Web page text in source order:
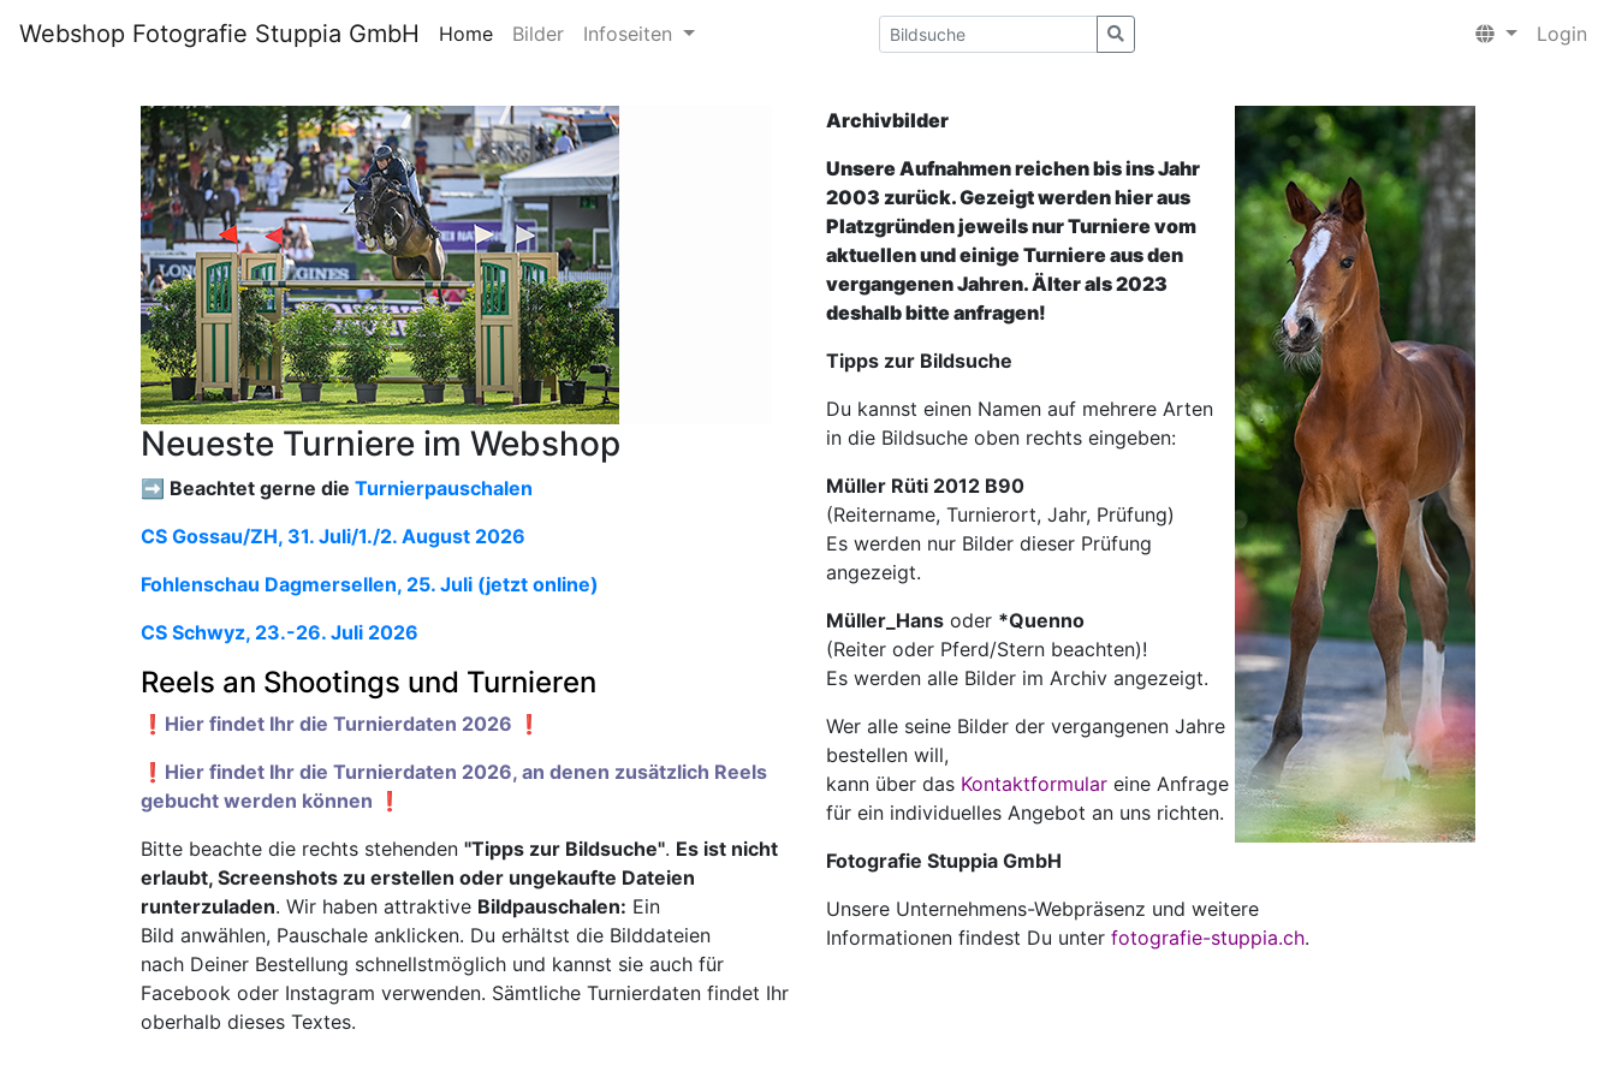
Webshop Fotografie Stuppia GmbH Home Bilder Infoseiten Login
Neueste Turniere im Webshop
➡️ Beachtet gerne die Turnierpauschalen
CS Gossau/ZH, 31. Juli/1./2. August 2026
Fohlenschau Dagmersellen, 25. Juli (jetzt online)
CS Schwyz, 23.-26. Juli 2026
Reels an Shootings und Turnieren
❗️Hier findet Ihr die Turnierdaten 2026 ❗️
❗️Hier findet Ihr die Turnierdaten 2026, an denen zusätzlich Reels
gebucht werden können ❗️
Bitte beachte die rechts stehenden "Tipps zur Bildsuche". Es ist nicht
erlaubt, Screenshots zu erstellen oder ungekaufte Dateien
runterzuladen. Wir haben attraktive Bildpauschalen: Ein
Bild anwählen, Pauschale anklicken. Du erhältst die Bilddateien
nach Deiner Bestellung schnellstmöglich und kannst sie auch für
Facebook oder Instagram verwenden. Sämtliche Turnierdaten findet Ihr
oberhalb dieses Textes.
Archivbilder
Unsere Aufnahmen reichen bis ins Jahr
2003 zurück. Gezeigt werden hier aus
Platzgründen jeweils nur Turniere vom
aktuellen und einige Turniere aus den
vergangenen Jahren. Älter als 2023
deshalb bitte anfragen!
Tipps zur Bildsuche
Du kannst einen Namen auf mehrere Arten
in die Bildsuche oben rechts eingeben:
Müller Rüti 2012 B90
(Reitername, Turnierort, Jahr, Prüfung)
Es werden nur Bilder dieser Prüfung
angezeigt.
Müller_Hans oder *Quenno
(Reiter oder Pferd/Stern beachten)!
Es werden alle Bilder im Archiv angezeigt.
Wer alle seine Bilder der vergangenen Jahre
bestellen will,
kann über das Kontaktformular eine Anfrage
für ein individuelles Angebot an uns richten.
Fotografie Stuppia GmbH
Unsere Unternehmens-Webpräsenz und weitere
Informationen findest Du unter fotografie-stuppia.ch.